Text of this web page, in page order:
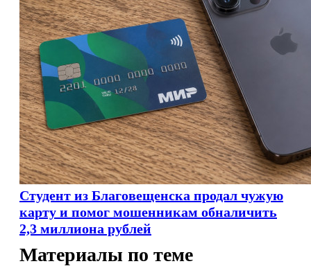
Студент из Благовещенска продал чужую
карту и помог мошенникам обналичить
2,3 миллиона рублей
Материалы по теме